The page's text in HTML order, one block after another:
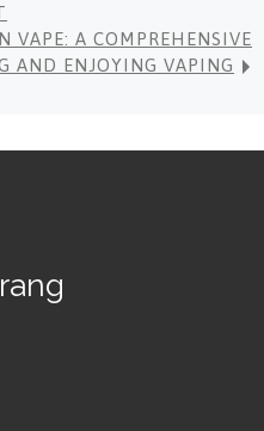
VAPE: A COMPREHENSIVE
AND ENJOYING VAPING